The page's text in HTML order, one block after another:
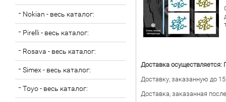
Доставка осуществляется:
Доставку, заказанную до
Доставка, заказанная
Nokian - весь каталог:
Pirelli - весь каталог:
Rosava - весь каталог:
Simex - весь каталог:
Toyo - весь каталог: